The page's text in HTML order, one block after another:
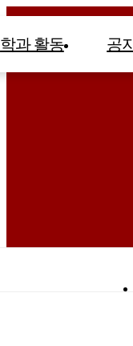
학과 활동 공지